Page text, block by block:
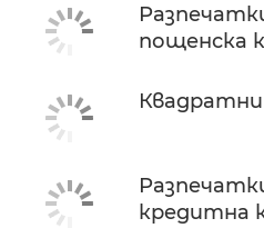
пощенска
кредитна